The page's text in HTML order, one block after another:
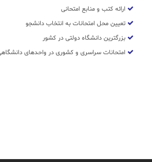
ارائه کتب و منابع امتحانی
تعیین محل امتحانات به انتخاب دانشجو
بزرگترین دانشگاه دولتی در کشور
امتحانات سراسری و کشوری در واحدهای